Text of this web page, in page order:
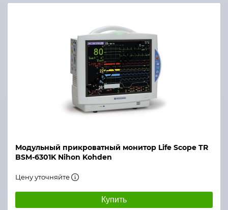
Модульный прикроватный монитор Life Scope TR
BSM-6301K Nihon Kohden
Цену уточняйте
Купить